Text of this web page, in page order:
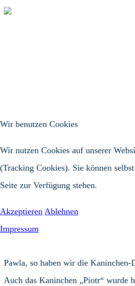
Pawla, so haben wir die
Auch das Kaninchen „Piotr“ wurde
Wir benutzen Cookies
Wir nutzen Cookies auf unserer
(Tracking Cookies). Sie können
Seite zur Verfügung stehen.
Akzeptieren Ablehnen
Impressum